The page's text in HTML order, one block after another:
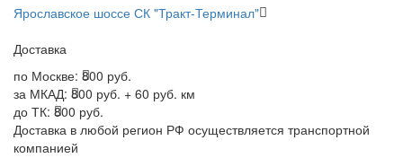
Ярославское шоссе СК "Тракт-Терминал"
Доставка
по Москве: 800 руб.
за МКАД: 800 руб. + 60 руб. км
до ТК: 800 руб.
Доставка в любой регион РФ осуществляется транспортной
компанией